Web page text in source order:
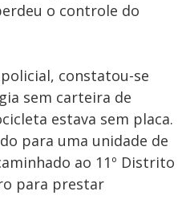
o controle do
constatou-se
sem carteira de
estava sem placa.
para uma unidade de
ao 11º Distrito
para prestar